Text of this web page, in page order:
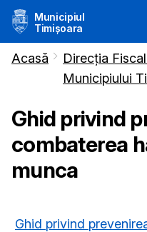
Municipiul
Timișoara
Acasă
Direcția
Municipiului
Ghid privind
combaterea
munca
Ghid privind